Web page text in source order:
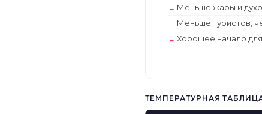
Меньше жары и
Меньше туристов,
Хорошее начало
ТЕМПЕРАТУРНАЯ